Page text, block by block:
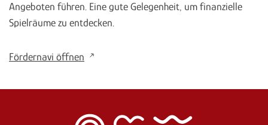
Angeboten führen. Eine gute Gelegenheit, um finanzielle
Spielräume zu entdecken.
Fördernavi öffnen